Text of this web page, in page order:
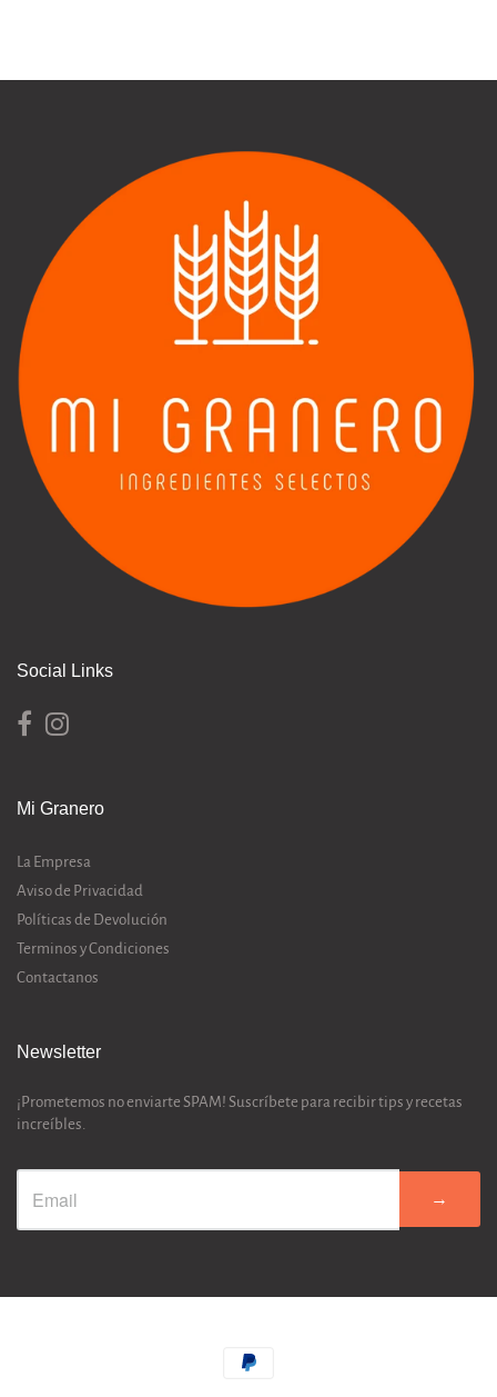
Social Links
Mi Granero
La Empresa
Aviso de Privacidad
Políticas de Devolución
Terminos y Condiciones
Contactanos
Newsletter
¡Prometemos no enviarte SPAM! Suscríbete para recibir tips y recetas
increíbles.
→